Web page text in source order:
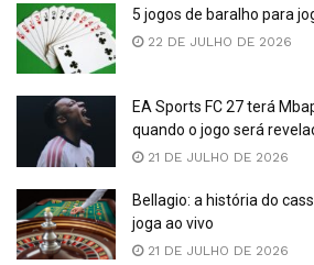
5 jogos de baralho para
22 DE JULHO DE 2026
EA Sports FC 27 terá
quando o jogo será
21 DE JULHO DE 2026
Bellagio: a história do
joga ao vivo
21 DE JULHO DE 2026